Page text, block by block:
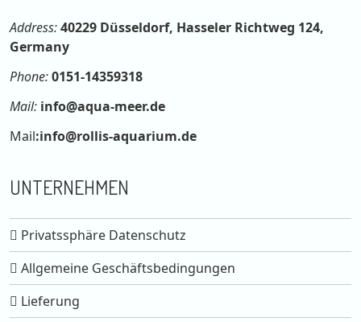
Address:40229 Düsseldorf, Hasseler Richtweg 124,
Germany
Phone:0151-14359318
Mail: info@aqua-meer.de
Mail:info@rollis-aquarium.de
UNTERNEHMEN
Privatssphäre Datenschutz
Allgemeine Geschäftsbedingungen
Lieferung